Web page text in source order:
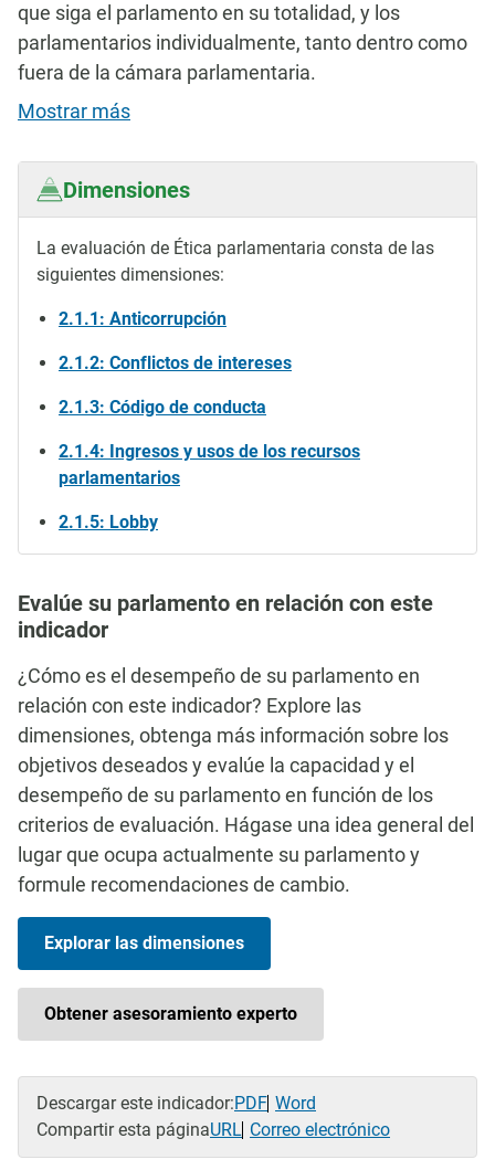
que siga el parlamento en su totalidad, y los
parlamentarios individualmente, tanto dentro como
fuera de la cámara parlamentaria.
Mostrar más
Dimensiones
La evaluación de Ética parlamentaria consta de las
siguientes dimensiones:
2.1.1: Anticorrupción
2.1.2: Conflictos de intereses
2.1.3: Código de conducta
2.1.4: Ingresos y usos de los recursos
parlamentarios
2.1.5: Lobby
Evalúe su parlamento en relación con este
indicador
¿Cómo es el desempeño de su parlamento en
relación con este indicador? Explore las
dimensiones, obtenga más información sobre los
objetivos deseados y evalúe la capacidad y el
desempeño de su parlamento en función de los
criterios de evaluación. Hágase una idea general del
lugar que ocupa actualmente su parlamento y
formule recomendaciones de cambio.
Explorar las dimensiones
Obtener asesoramiento experto
Descargar este indicador:PDF Word
Compartir esta páginaURL Correo electrónico